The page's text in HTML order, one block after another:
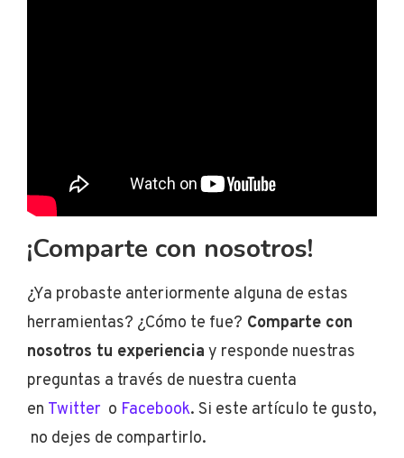
¡Comparte con nosotros!
¿Ya probaste anteriormente alguna de estas
herramientas? ¿Cómo te fue? Comparte con
nosotros tu experiencia y responde nuestras
preguntas a través de nuestra cuenta
en Twitter o Facebook. Si este artículo te gusto,
no dejes de compartirlo.